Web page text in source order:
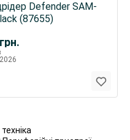
грн.
Defender SAM-
(87655)